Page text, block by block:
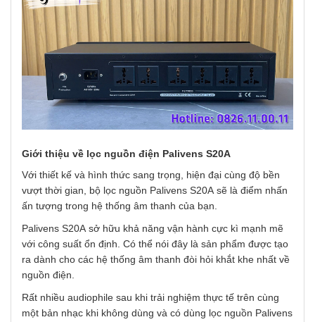
Giới thiệu về lọc nguồn điện Palivens S20A
Với thiết kế và hình thức sang trọng, hiện đại cùng độ bền
vượt thời gian, bộ lọc nguồn Palivens S20A sẽ là điểm nhấn
ấn tượng trong hệ thống âm thanh của bạn.
Palivens S20A sở hữu khả năng vận hành cực kì mạnh mẽ
với công suất ổn định. Có thể nói đây là sản phẩm được tạo
ra dành cho các hệ thống âm thanh đòi hỏi khắt khe nhất về
nguồn điện.
Rất nhiều audiophile sau khi trải nghiệm thực tế trên cùng
một bản nhạc khi không dùng và có dùng lọc nguồn Palivens